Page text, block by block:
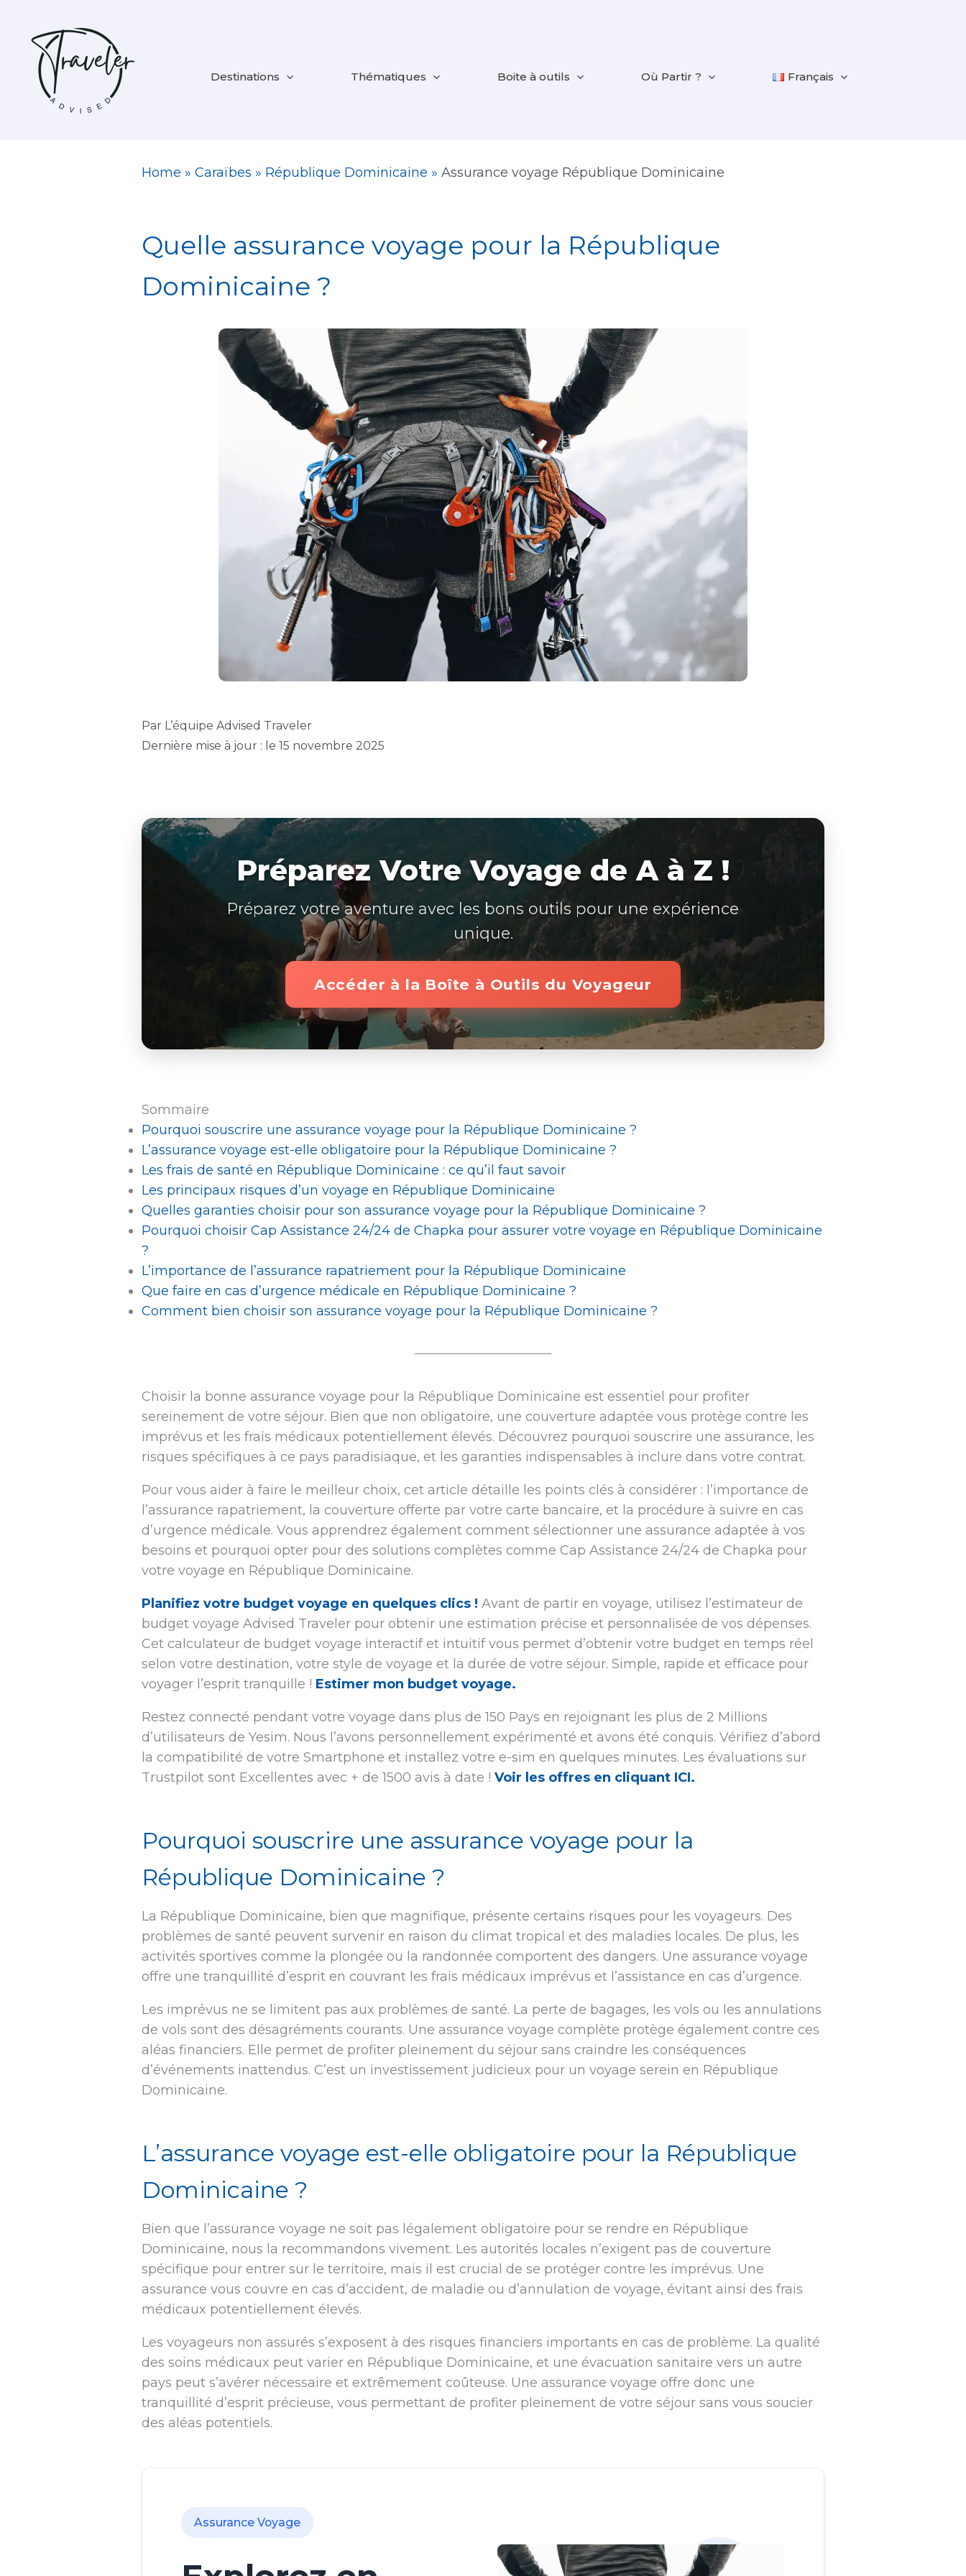
contenu
Destinations Thématiques Boite à outils Où Partir ? Français
Home »Caraïbes » République Dominicaine »Assurance voyage République Dominicaine
Quelle assurance voyage pour la République
Dominicaine ?
Par L’équipe Advised Traveler
Dernière mise à jour : le 15 novembre 2025
Préparez Votre Voyage de A à Z !
Préparez votre aventure avec les bons outils pour une expérience
unique.
Accéder à la Boîte à Outils du Voyageur
Sommaire
Pourquoi souscrire une assurance voyage pour la République Dominicaine ?
L’assurance voyage est-elle obligatoire pour la République Dominicaine ?
Les frais de santé en République Dominicaine : ce qu’il faut savoir
Les principaux risques d’un voyage en République Dominicaine
Quelles garanties choisir pour son assurance voyage pour la République Dominicaine ?
Pourquoi choisir Cap Assistance 24/24 de Chapka pour assurer votre voyage en République Dominicaine
?
L’importance de l’assurance rapatriement pour la République Dominicaine
Que faire en cas d’urgence médicale en République Dominicaine ?
Comment bien choisir son assurance voyage pour la République Dominicaine ?
Choisir la bonne assurance voyage pour la République Dominicaine est essentiel pour profiter
sereinement de votre séjour. Bien que non obligatoire, une couverture adaptée vous protège contre les
imprévus et les frais médicaux potentiellement élevés. Découvrez pourquoi souscrire une assurance, les
risques spécifiques à ce pays paradisiaque, et les garanties indispensables à inclure dans votre contrat.
Pour vous aider à faire le meilleur choix, cet article détaille les points clés à considérer : l’importance de
l’assurance rapatriement, la couverture offerte par votre carte bancaire, et la procédure à suivre en cas
d’urgence médicale. Vous apprendrez également comment sélectionner une assurance adaptée à vos
besoins et pourquoi opter pour des solutions complètes comme Cap Assistance 24/24 de Chapka pour
votre voyage en République Dominicaine.
Planifiez votre budget voyage en quelques clics ! Avant de partir en voyage, utilisez l’estimateur de
budget voyage Advised Traveler pour obtenir une estimation précise et personnalisée de vos dépenses.
Cet calculateur de budget voyage interactif et intuitif vous permet d’obtenir votre budget en temps réel
selon votre destination, votre style de voyage et la durée de votre séjour. Simple, rapide et efficace pour
voyager l’esprit tranquille ! Estimer mon budget voyage.
Restez connecté pendant votre voyage dans plus de 150 Pays en rejoignant les plus de 2 Millions
d’utilisateurs de Yesim. Nous l’avons personnellement expérimenté et avons été conquis. Vérifiez d’abord
la compatibilité de votre Smartphone et installez votre e-sim en quelques minutes. Les évaluations sur
Trustpilot sont Excellentes avec + de 1500 avis à date !Voir les offres en cliquant ICI.
Pourquoi souscrire une assurance voyage pour la
République Dominicaine ?
La République Dominicaine, bien que magnifique, présente certains risques pour les voyageurs. Des
problèmes de santé peuvent survenir en raison du climat tropical et des maladies locales. De plus, les
activités sportives comme la plongée ou la randonnée comportent des dangers. Une assurance voyage
offre une tranquillité d’esprit en couvrant les frais médicaux imprévus et l’assistance en cas d’urgence.
Les imprévus ne se limitent pas aux problèmes de santé. La perte de bagages, les vols ou les annulations
de vols sont des désagréments courants. Une assurance voyage complète protège également contre ces
aléas financiers. Elle permet de profiter pleinement du séjour sans craindre les conséquences
d’événements inattendus. C’est un investissement judicieux pour un voyage serein en République
Dominicaine.
L’assurance voyage est-elle obligatoire pour la République
Dominicaine ?
Bien que l’assurance voyage ne soit pas légalement obligatoire pour se rendre en République
Dominicaine, nous la recommandons vivement. Les autorités locales n’exigent pas de couverture
spécifique pour entrer sur le territoire, mais il est crucial de se protéger contre les imprévus. Une
assurance vous couvre en cas d’accident, de maladie ou d’annulation de voyage, évitant ainsi des frais
médicaux potentiellement élevés.
Les voyageurs non assurés s’exposent à des risques financiers importants en cas de problème. La qualité
des soins médicaux peut varier en République Dominicaine, et une évacuation sanitaire vers un autre
pays peut s’avérer nécessaire et extrêmement coûteuse. Une assurance voyage offre donc une
tranquillité d’esprit précieuse, vous permettant de profiter pleinement de votre séjour sans vous soucier
des aléas potentiels.
Assurance Voyage